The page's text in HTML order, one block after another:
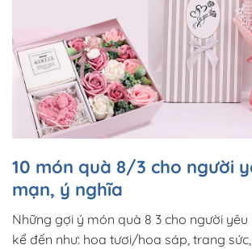
10 món quà 8/3 cho người
mạn, ý nghĩa
Những gợi ý món quà 8 3 cho người
kể đến như: hoa tươi/hoa sáp, trang